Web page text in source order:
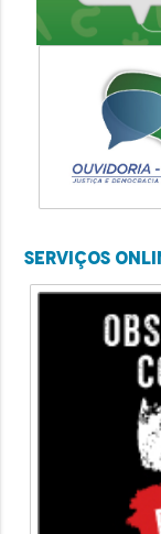
Serviços